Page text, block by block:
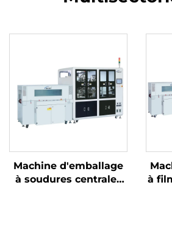
Machine d'emballage
à soudures centrales
à